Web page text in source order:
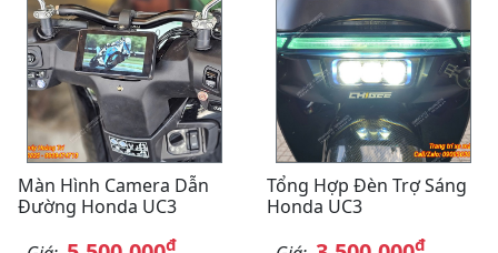
Màn Hình Camera Dẫn
Đường Honda UC3
đ
Tổng Hợp Đèn Trợ Sáng
Honda UC3
đ